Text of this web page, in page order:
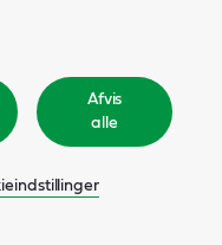
Afvis
alle